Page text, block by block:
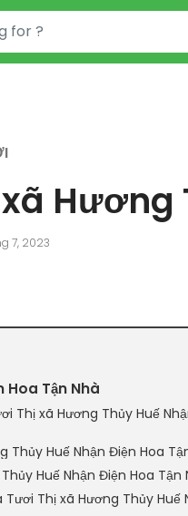
Hương
7, 2023
Hoa Tận Nhà
Thị xã Hương Thủy Huế
Thủy Huế Nhận Điện Hoa
Huế Nhận Điện Hoa Tận
Thị xã Hương Thủy Huế